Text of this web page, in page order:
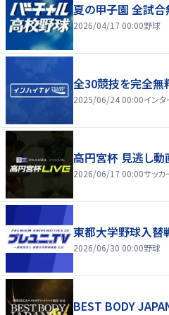
夏の甲子園 全試合
2026/04/17 00:00野球
全30競技を完全無
2025/06/24 00:00イン
高円宮杯 見逃し動
2026/06/17 00:00サッカ
東都大学野球入替
2026/06/30 00:00野球
BEST BODY